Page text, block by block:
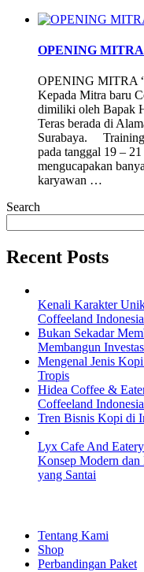
OPENING
OPENING MITRA
Kepada Mitra baru
dimiliki oleh Bapak
Teras berada di
Surabaya. Training
pada tanggal 19 –
mengucapakan
karyawan …
Search
Recent Posts
Kenali Karakter
Coffeeland Indonesia
Bukan Sekadar
Membangun
Mengenal Jenis
Tropis
Hidea Coffee &
Coffeeland Indonesia
Tren Bisnis Kopi di
Lyx Cafe And
Konsep Modern dan
yang Santai
Tentang Kami
Shop
Perbandingan Paket